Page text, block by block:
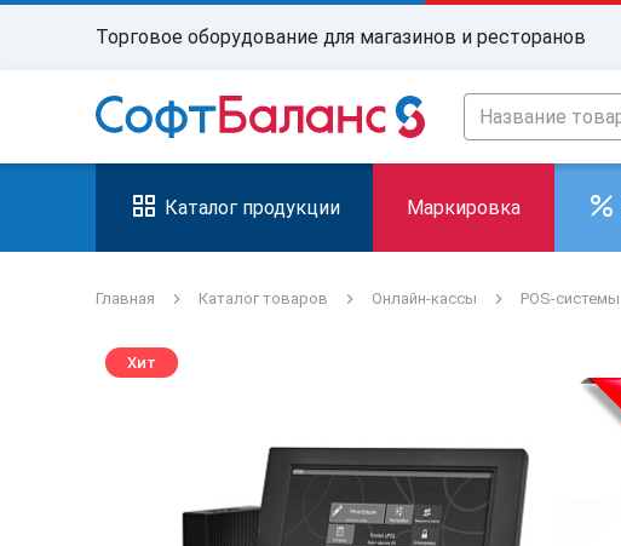
Торговое оборудование для магазинов и ресторанов
Каталог продукции Маркировка
Главная Каталог товаров Онлайн-кассы POS-системы
Хит